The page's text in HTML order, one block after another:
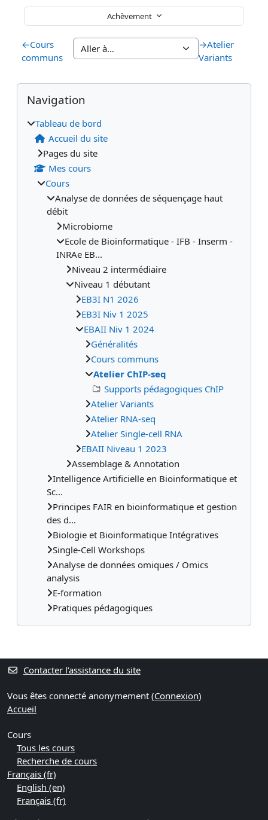
Achèvement
←Cours
communs
→Atelier
Variants
Blocs
Blocs supplémentaires
Passer Navigation
Navigation
Tableau de bord
Accueil du site
Pages du site
Mes cours
Cours
Analyse de données de séquençage haut
débit
Microbiome
Ecole de Bioinformatique - IFB - Inserm -
INRAe EB...
Niveau 2 intermédiaire
Niveau 1 débutant
EB3I N1 2026
EB3I Niv 1 2025
EBAII Niv 1 2024
Généralités
Cours communs
Atelier ChIP-seq
Supports pédagogiques ChIP
Atelier Variants
Atelier RNA-seq
Atelier Single-cell RNA
EBAII Niveau 1 2023
Assemblage & Annotation
Intelligence Artificielle en Bioinformatique et
Sc...
Principes FAIR en bioinformatique et gestion
des d...
Biologie et Bioinformatique Intégratives
Single-Cell Workshops
Analyse de données omiques / Omics
analysis
E-formation
Pratiques pédagogiques
Contacter l’assistance du site
Vous êtes connecté anonymement (Connexion)
Accueil
Cours
Tous les cours
Recherche de cours
Français ‎(fr)‎
English ‎(en)‎
Français ‎(fr)‎